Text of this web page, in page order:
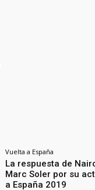
Vuelta a España
La respuesta de
Marc Soler por su
a España 2019